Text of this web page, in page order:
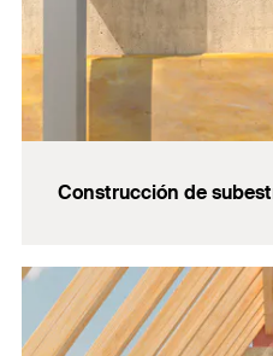
Construcción de